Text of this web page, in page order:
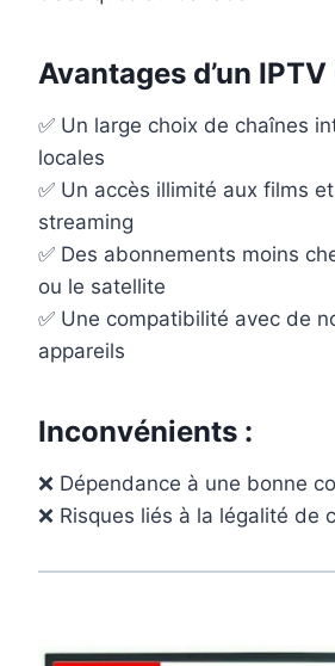
Avantages d’un
✅ Un large choix de chaînes
locales
✅ Un accès illimité aux films
streaming
✅ Des abonnements moins
ou le satellite
✅ Une compatibilité avec de
appareils
Inconvénients :
❌ Dépendance à une bonne
❌ Risques liés à la légalité de